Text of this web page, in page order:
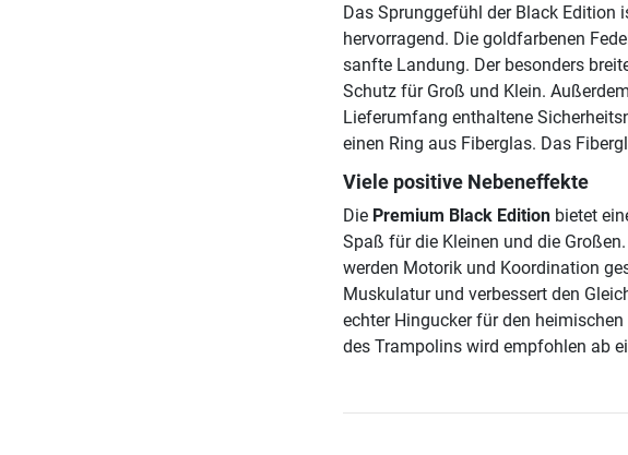
Das Sprunggefühl der Black Edition
hervorragend. Die goldfarbenen
sanfte Landung. Der besonders
Schutz für Groß und Klein.
Lieferumfang enthaltene
einen Ring aus Fiberglas. Das
Viele positive Nebeneffekte
Die Premium Black Editionbietet
Spaß für die Kleinen und die
werden Motorik und Koordination
Muskulatur und verbessert den
echter Hingucker für den
des Trampolins wird empfohlen ab